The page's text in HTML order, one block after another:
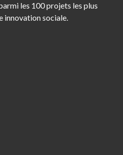
les 100 projets les plus
innovation sociale.